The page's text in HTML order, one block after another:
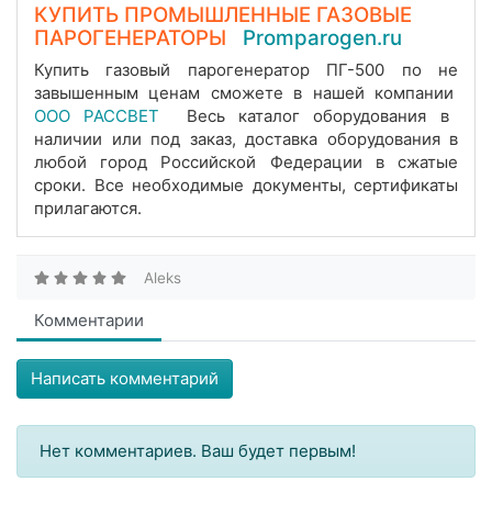
КУПИТЬ ПРОМЫШЛЕННЫЕ ГАЗОВЫЕ
ПАРОГЕНЕРАТОРЫ
Promparogen.ru
Купить газовый парогенератор ПГ-500 по не
завышенным ценам сможете в нашей компании
ООО РАССВЕТ
Весь каталог оборудования в
наличии или под заказ, доставка оборудования в
любой город Российской Федерации в сжатые
сроки. Все необходимые документы, сертификаты
прилагаются.
Aleks
Комментарии
Написать комментарий
Нет комментариев. Ваш будет первым!